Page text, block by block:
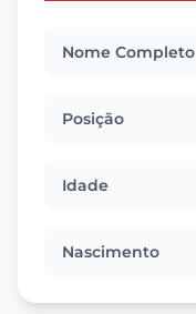
Nome Completo
Posição
Idade
Nascimento